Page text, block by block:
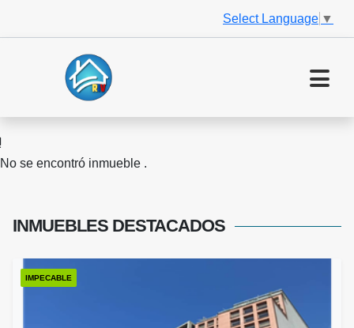
Select Language ▼
No se encontró inmueble .
INMUEBLES DESTACADOS
IMPECABLE